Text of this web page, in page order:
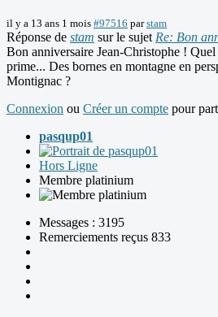
il y a 13 ans 1 mois #97516 parstam
Réponse de stam sur le sujet Re: Bon
Bon anniversaire Jean-Christophe !
prime... Des bornes en montagne en
Montignac ?
Connexion ou Créer un compte pour
pasqup01
Hors Ligne
Membre platinium
Messages : 3195
Remerciements reçus 833